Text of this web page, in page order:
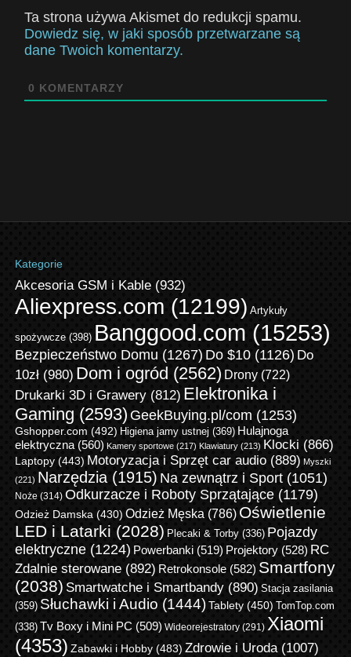
Ta strona używa Akismet do redukcji spamu.
Dowiedz się, w jaki sposób przetwarzane są
dane Twoich komentarzy.
0 KOMENTARZY
Kategorie
Akcesoria GSM i Kable(932)
Aliexpress.com (12199) Artykuły
spożywcze(398) Banggood.com (15253)
Bezpieczeństwo Domu (1267) Do $10(1126) Do
10zł(980) Dom i ogród (2562) Drony(722)
Drukarki 3D i Grawery(812) Elektronika i
Gaming (2593) GeekBuying.pl/com (1253)
Gshopper.com (492) Higiena jamy ustnej (369) Hulajnoga
elektryczna(560) Kamery sportowe(217) Klawiatury(213) Klocki (866)
Laptopy(443) Motoryzacja i Sprzęt car audio(889) Myszki
(221) Narzędzia(1915) Na zewnątrz i Sport(1051)
Noże (314) Odkurzacze i Roboty Sprzątające(1179)
Odzież Damska(430) Odzież Męska (786) Oświetlenie
LED i Latarki (2028) Plecaki & Torby(336) Pojazdy
elektryczne(1224) Powerbanki(519) Projektory(528) RC
Zdalnie sterowane(892) Retrokonsole(582) Smartfony
(2038) Smartwatche i Smartbandy(890) Stacja zasilania
(359) Słuchawki i Audio (1444)Tablety(450)
TomTop.com
(338) Tv Boxy i Mini PC (509) Wideorejestratory(291) Xiaomi
(4353) Zabawki i Hobby(483) Zdrowie i Uroda(1007)